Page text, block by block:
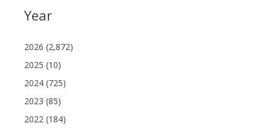
Year
2026 (2,872)
2025 (10)
2024 (725)
2023 (85)
2022 (184)